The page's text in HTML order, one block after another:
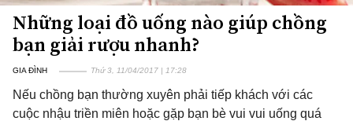
Những loại đồ uống nào giúp chồng
bạn giải rượu nhanh?
GIA ĐÌNH Thứ 3, 11/04/2017 | 17:28
Nếu chồng bạn thường xuyên phải tiếp khách với các
cuộc nhậu triền miên hoặc gặp bạn bè vui vui uống quá